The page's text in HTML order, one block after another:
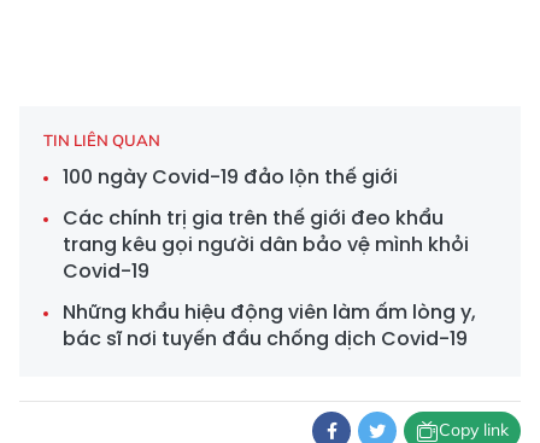
TIN LIÊN QUAN
100 ngày Covid-19 đảo lộn thế giới
Các chính trị gia trên thế giới đeo khẩu
trang kêu gọi người dân bảo vệ mình khỏi
Covid-19
Những khẩu hiệu động viên làm ấm lòng y,
bác sĩ nơi tuyến đầu chống dịch Covid-19
Copy link